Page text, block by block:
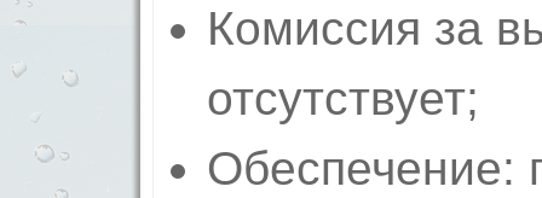
Комиссия за
отсутствует;
Обеспечение: